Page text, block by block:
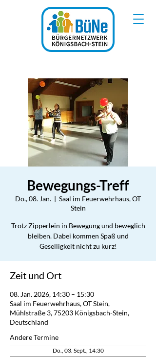
Bewegungs-Treff
Do., 08. Jan.
  |
Saal im Feuerwehrhaus, OT
Stein
Trotz Zipperlein in Bewegung und beweglich
bleiben. Dabei kommen Spaß und
Geselligkeit nicht zu kurz!
Zeit und Ort
08. Jan. 2026, 14:30 – 15:30
Saal im Feuerwehrhaus, OT Stein,
Mühlstraße 3, 75203 Königsbach-Stein,
Deutschland
Andere Termine
Do., 03. Sept., 14:30